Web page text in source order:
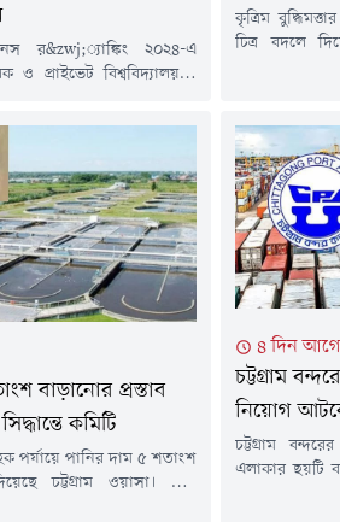
র&zwj;্যাঙ্কিং ২০২৪-এ
প্রাইভেট বিশ্ববিদ্যালয়কে
বাংলাদেশ। সেই অভাবনীয়
যার হাতে বিশ্ববিদ্যালয়
অব অ্যাপ্রিশিয়েশন' তুলে
ও বিশ্ববিদ্যালয়ের ফার্মেসী
বিন ইমরানের একের পর এক
কৃত্রিম
চিত্র বদলে
গণমাধ্যম, ই-
তৈরি পোশাক
বাড়ছে। এতে
তেমনি...
বাড়ানোর প্রস্তাব
কমিটি
পর্যায়ে পানির দাম ৫ শতাংশ
চট্টগ্রাম ওয়াসা। তবে
৪ দিন আগে
চট্টগ্রাম
নিয়োগ
চট্টগ্রাম
এলাকার ছয়টি